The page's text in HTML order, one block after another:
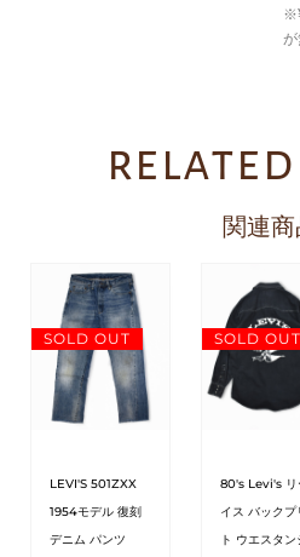
が
related
関連商
SOLD OUT
LEVI'S 501ZXX
1954モデル 復刻
デニム パンツ
SOLD OUT
80's Levi's リ
イス バックプ
ト ウエスタン